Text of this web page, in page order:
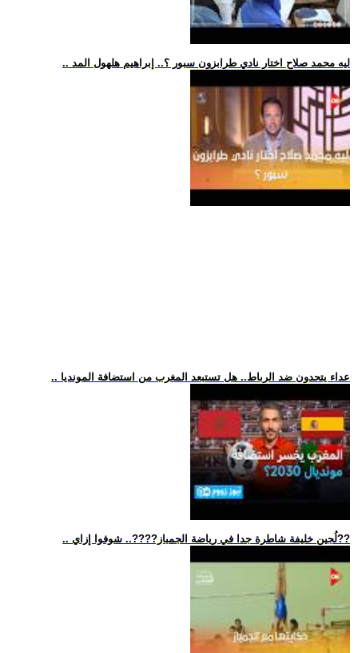
.. ليه محمد صلاح اختار نادي طرابزون سبور ؟.. إبراهيم هلهول المد
.. عداء يتحدون ضد الرباط.. هل تستبعد المغرب من استضافة المونديا
.. لُجين خليفة شاطرة جدا في رياضة الجمباز??‍??.. شوفوا إزاي??